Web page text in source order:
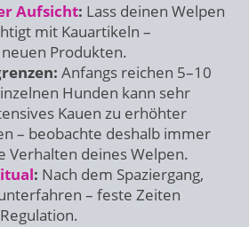
Aufsicht: Lass deinen Welpen
mit Kauartikeln –
Produkten.
Anfangs reichen 5–10
Hunden kann sehr
Kauen zu erhöhter
– beobachte deshalb immer
Verhalten deines Welpen.
: Nach dem Spaziergang,
– feste Zeiten